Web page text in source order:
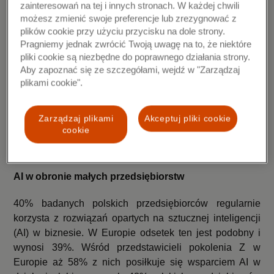
niebezpieczeństwo dla firmy.
Najbardziej zaniepokojeni cyberprzestępczością są
młodzi przedsiębiorcy: średnio 36% europejskich
właścicieli firm z pokolenia Z martwi się, że padnie ofiarą
ataku, w porównaniu do 27% Millenialsów i 25% Baby
obawy związane z oszustwami stanowią główną
przeszkodę w skalowaniu ich działalności.
AI w obronie małych przedsiębiorstw
40% badanych polskich przedsiębiorców regularnie
korzysta z rozwiązań opartych na sztucznej inteligencji
(AI) w biznesie. W Europie odsetek ten jest podobny i
wynosi 39%. Wśród przedstawicieli pokolenia Z w
Europie aż 58% z nich posiłkuje się wsparciem AI w
zainteresowań na tej i innych stronach. W każdej chwili
możesz zmienić swoje preferencje lub zrezygnować z
plików cookie przy użyciu przycisku na dole strony.
Pragniemy jednak zwrócić Twoją uwagę na to, że niektóre
pliki cookie są niezbędne do poprawnego działania strony.
Aby zapoznać się ze szczegółami, wejdź w "Zarządzaj
plikami cookie".
Akceptuj pliki cookie
Zarządzaj plikami
cookie